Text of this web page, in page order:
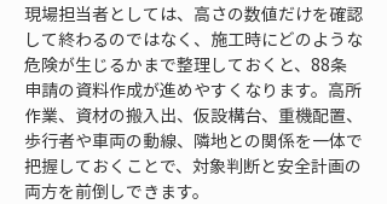
現場担当者としては、高さの数値だけを確認
して終わるのではなく、施工時にどのような
危険が生じるかまで整理しておくと、88条
申請の資料作成が進めやすくなります。高所
作業、資材の搬入出、仮設構台、重機配置、
歩行者や車両の動線、隣地との関係を一体で
把握しておくことで、対象判断と安全計画の
両方を前倒しできます。